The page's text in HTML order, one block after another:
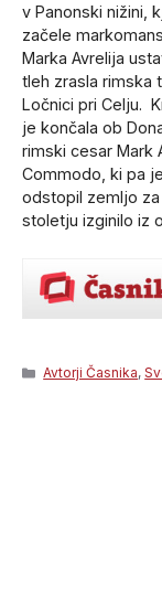
v Panonski nižini,
začele
Marka Avrelija
tleh zrasla rimska
Ločnici pri Celju.
je končala ob
rimski cesar Mark
Commodo, ki pa
odstopil zemljo
stoletju izginilo iz
Categories
Avtorji Časnika,